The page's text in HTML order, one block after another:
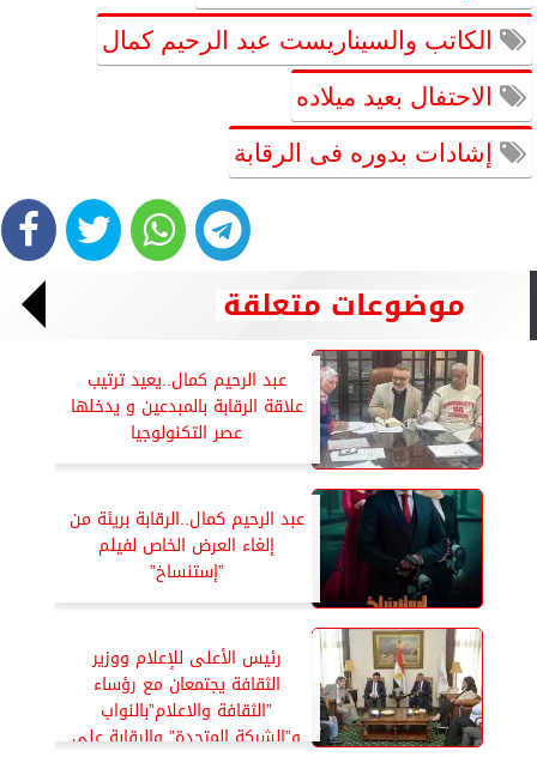
الكاتب والسيناريست عبد الرحيم كمال
الاحتفال بعيد ميلاده
إشادات بدوره فى الرقابة
موضوعات متعلقة
عبد الرحيم كمال..يعيد ترتيب
علاقة الرقابة بالمبدعين و يدخلها
عصر التكنولوجيا
عبد الرحيم كمال..الرقابة بريئة من
إلغاء العرض الخاص لفيلم
”إستنساخ”
رئيس الأعلى للإعلام ووزير
الثقافة يجتمعان مع رؤساء
”الثقافة والاعلام”بالنواب
و”الشركة المتحدة” والرقابة على